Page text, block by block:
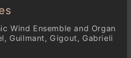
Wind Ensemble and Organ
Guilmant, Gigout, Gabrieli